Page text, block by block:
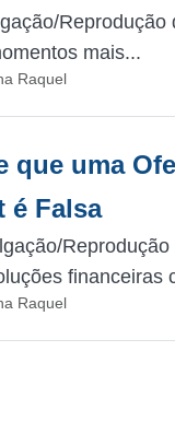
mais...
Raquel
que uma
é Falsa
financeiras
Raquel